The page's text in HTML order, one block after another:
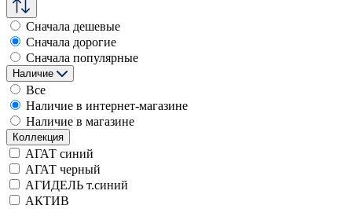
Сначала дешевые
Сначала дорогие
Сначала популярные
Наличие
Все
Наличие в интернет-магазине
Наличие в магазине
Коллекция
АГАТ синий
АГАТ черный
АГИДЕЛЬ т.синий
АКТИВ